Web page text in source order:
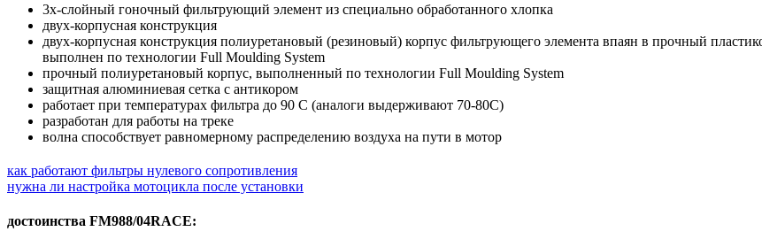
3х-слойный гоночный фильтрующий элемент из специально обработанного хлопка
двух-корпусная конструкция
двух-корпусная конструкция полиуретановый (резиновый) корпус фильтрующего элемента впаян в прочный
выполнен по технологии Full Moulding System
прочный полиуретановый корпус, выполненный по технологии Full Moulding System
защитная алюминиевая сетка с антикором
работает при температурах фильтра до 90 С (аналоги выдерживают 70-80С)
разработан для работы на треке
волна способствует равномерному распределению воздуха на пути в мотор
как работают фильтры нулевого сопротивления
нужна ли настройка мотоцикла после установки
достоинства FM988/04RACE: